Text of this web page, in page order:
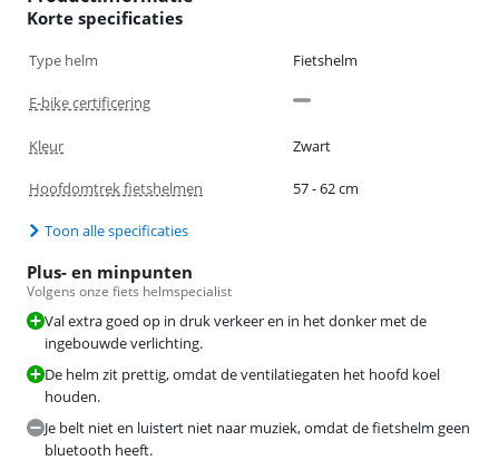
Korte specificaties
Type helm Fietshelm
E-bike certificering
Kleur Zwart
Hoofdomtrek fietshelmen 57 - 62 cm
Toon alle specificaties
Plus- en minpunten
Volgens onze fiets helmspecialist
Val extra goed op in druk verkeer en in het donker met de
ingebouwde verlichting.
De helm zit prettig, omdat de ventilatiegaten het hoofd koel
houden.
Je belt niet en luistert niet naar muziek, omdat de fietshelm geen
bluetooth heeft.